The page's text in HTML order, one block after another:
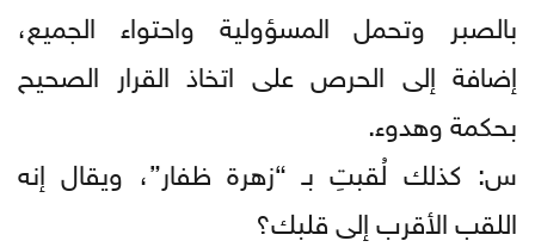
بالصبر وتحمل المسؤولية واحتواء الجميع،
إضافة إلى الحرص على اتخاذ القرار الصحيح
بحكمة وهدوء.
س: كذلك لُقبتِ بـ “زهرة ظفار”، ويقال إنه
اللقب الأقرب إلى قلبك؟